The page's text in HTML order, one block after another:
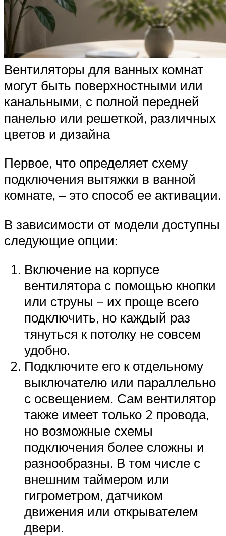
Вентиляторы для ванных комнат
могут быть поверхностными или
канальными, с полной передней
панелью или решеткой, различных
цветов и дизайна
Первое, что определяет схему
подключения вытяжки в ванной
комнате, – это способ ее активации.
В зависимости от модели доступны
следующие опции:
Включение на корпусе
вентилятора с помощью кнопки
или струны – их проще всего
подключить, но каждый раз
тянуться к потолку не совсем
удобно.
Подключите его к отдельному
выключателю или параллельно
с освещением. Сам вентилятор
также имеет только 2 провода,
но возможные схемы
подключения более сложны и
разнообразны. В том числе с
внешним таймером или
гигрометром, датчиком
движения или открывателем
двери.